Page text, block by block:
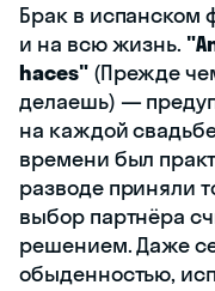
Брак в испанском
и на всю жизнь.
haces"(Прежде
делаешь) —
на каждой
времени был
разводе приняли
выбор партнёра
решением. Даже
обыденностью,